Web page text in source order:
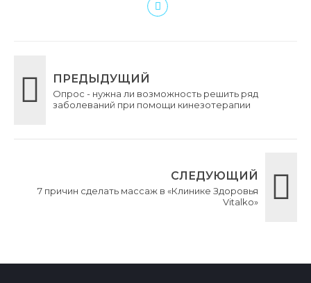
ПРЕДЫДУЩИЙ
Опрос - нужна ли возможность решить ряд
заболеваний при помощи кинезотерапии
СЛЕДУЮЩИЙ
7 причин сделать массаж в «Клинике Здоровья
Vitalko»